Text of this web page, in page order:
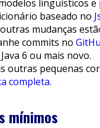
linguísticos e
baseado no
mudanças
commits no
6 ou mais novo.
outras pequenas
completa.
mínimos